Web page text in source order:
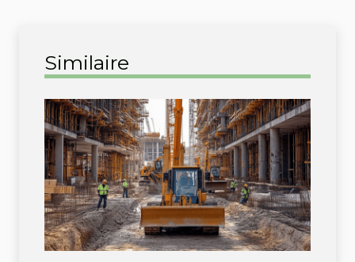
Similaire